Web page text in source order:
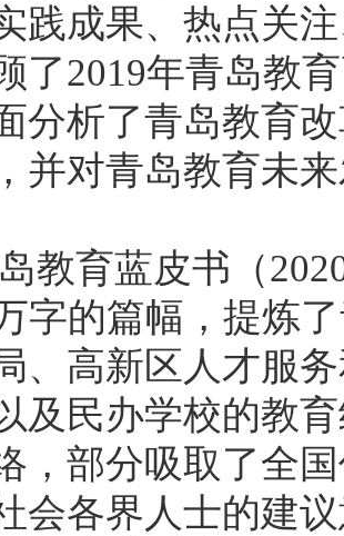
践成果、热点关
了2019年青岛教
分析了青岛教育
并对青岛教育未
岛教育蓝皮书（
字的篇幅，提炼
、高新区人才服
及民办学校的教
，部分吸取了全
会各界人士的建